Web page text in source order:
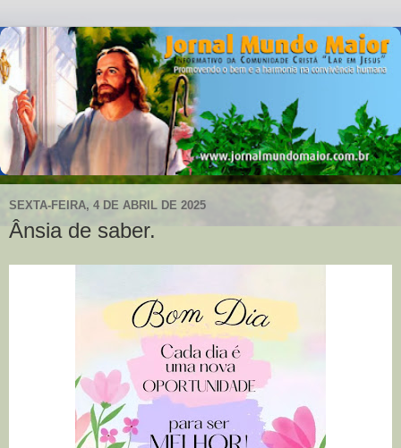
SEXTA-FEIRA, 4 DE ABRIL DE 2025
Ânsia de saber.